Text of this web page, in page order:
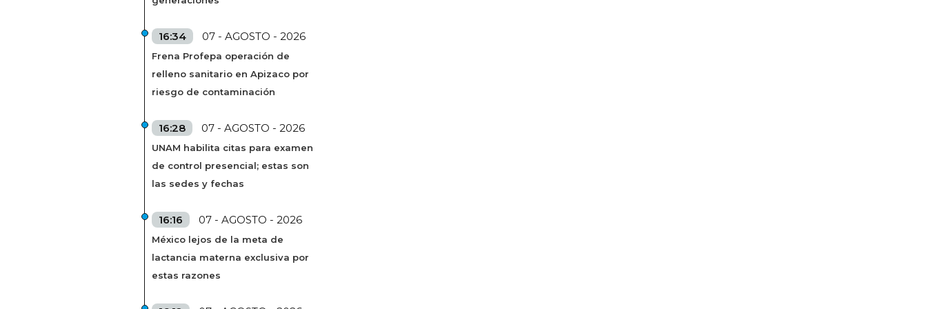
16:34 07 - AGOSTO - 2026
Frena Profepa operación de
relleno sanitario en Apizaco por
riesgo de contaminación
16:28 07 - AGOSTO - 2026
UNAM habilita citas para examen
de control presencial; estas son
las sedes y fechas
16:16 07 - AGOSTO - 2026
México lejos de la meta de
lactancia materna exclusiva por
estas razones